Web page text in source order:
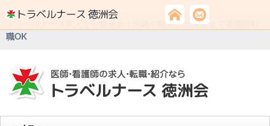
トラベルナース求人なら徳洲会！沖縄や離島、北海道まで看護師転
職OK